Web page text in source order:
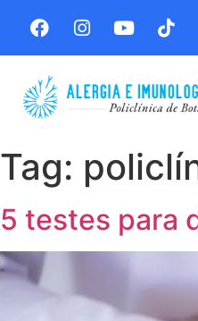
Tag:
5 testes para